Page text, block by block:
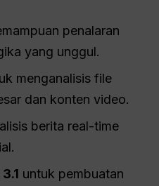
penalaran
yang unggul.
menganalisis file
dan konten video.
berita real-time
untuk pembuatan